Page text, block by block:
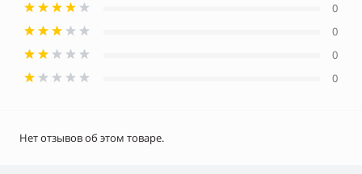
0
0
0
0
Нет отзывов об этом товаре.